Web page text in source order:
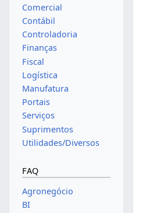
Comercial
Contábil
Controladoria
Finanças
Fiscal
Logística
Manufatura
Portais
Serviços
Suprimentos
Utilidades/Diversos
FAQ
Agronegócio
BI